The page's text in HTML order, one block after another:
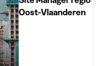
Oost-Vlaanderen